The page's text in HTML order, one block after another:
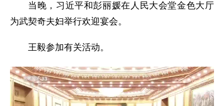
当晚，习近平和彭丽媛在人民大会堂金色大厅
为武契奇夫妇举行欢迎宴会。
王毅参加有关活动。